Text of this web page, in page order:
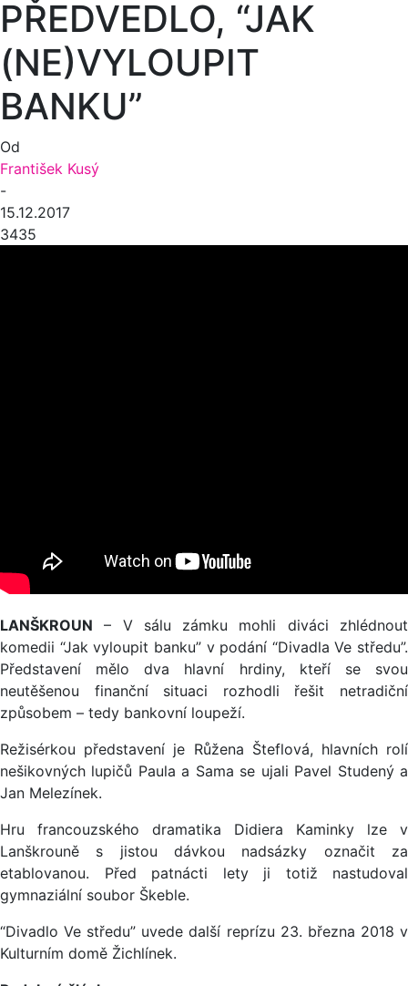
PŘEDVEDLO, “JAK
(NE)VYLOUPIT
BANKU”
Od
František Kusý
-
15.12.2017
3435
LANŠKROUN – V sálu zámku mohli diváci zhlédnout
komedii “Jak vyloupit banku” v podání “Divadla Ve středu”.
Představení mělo dva hlavní hrdiny, kteří se svou
neutěšenou finanční situaci rozhodli řešit netradiční
způsobem – tedy bankovní loupeží.
Režisérkou představení je Růžena Šteflová, hlavních rolí
nešikovných lupičů Paula a Sama se ujali Pavel Studený a
Jan Melezínek.
Hru francouzského dramatika Didiera Kaminky lze v
Lanškrouně s jistou dávkou nadsázky označit za
etablovanou. Před patnácti lety ji totiž nastudoval
gymnaziální soubor Škeble.
“Divadlo Ve středu” uvede další reprízu 23. března 2018 v
Kulturním domě Žichlínek.